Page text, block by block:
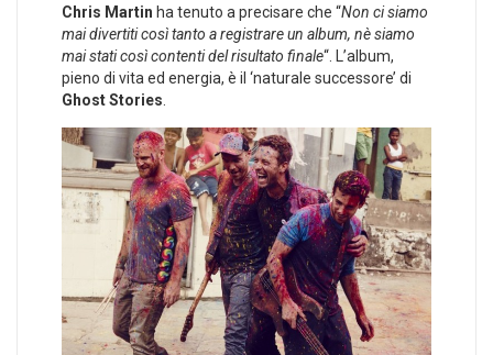
Chris Martin ha tenuto a precisare che “Non ci siamo
mai divertiti così tanto a registrare un album, nè siamo
mai stati così contenti del risultato finale“. L’album,
pieno di vita ed energia, è il ‘naturale successore’ di
Ghost Stories.